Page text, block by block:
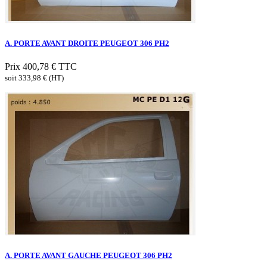
A. PORTE AVANT DROITE PEUGEOT 306 PH2
Prix 400,78 € TTC
soit 333,98 € (HT)
A. PORTE AVANT GAUCHE PEUGEOT 306 PH2